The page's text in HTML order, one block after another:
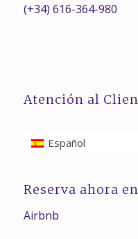
(+34) 616-364-980
Atención al
Español
Reserva ahora
Airbnb